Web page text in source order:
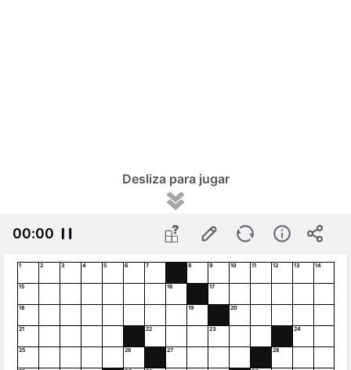
Desliza para jugar
00:00
1 2 3 4 5 6 7 8 9 10 11 12 13 14
15 16 17
18 19 20
21 22 23 24
25 26 27 28